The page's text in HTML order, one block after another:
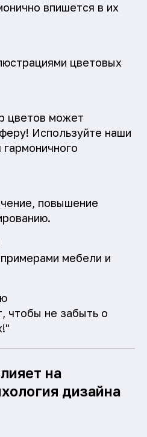
впишется в их
цветовых
цветов может
Используйте наши
повышение
мебели и
чтобы не забыть о
на
дизайна